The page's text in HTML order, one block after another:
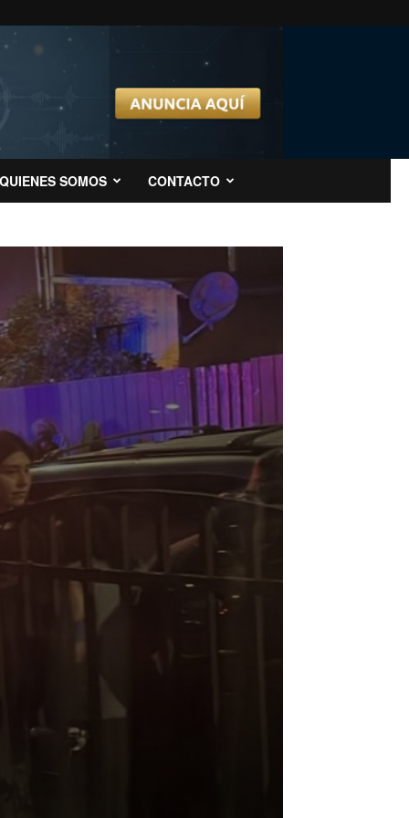
QUIENES SOMOS CONTACTO